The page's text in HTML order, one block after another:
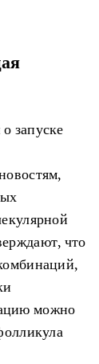
запуске
что
можно